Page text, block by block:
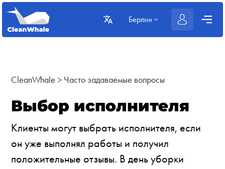
Берлин
CleanWhale > Часто задаваемые вопросы
Выбор исполнителя
Клиенты могут выбрать исполнителя, если
он уже выполнял работы и получил
положительные отзывы. В день уборки